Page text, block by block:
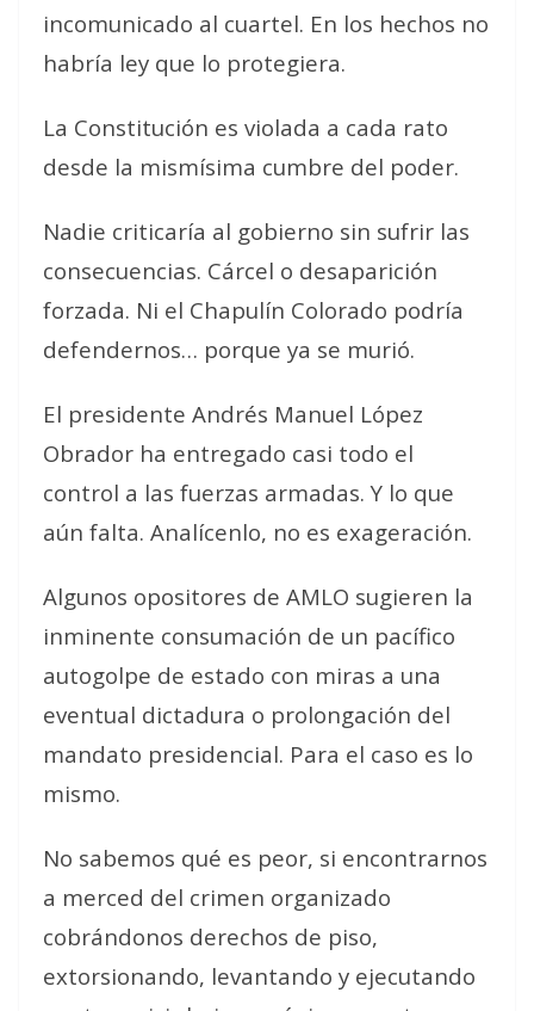
incomunicado al cuartel. En los hechos no
habría ley que lo protegiera.
La Constitución es violada a cada rato
desde la mismísima cumbre del poder.
Nadie criticaría al gobierno sin sufrir las
consecuencias. Cárcel o desaparición
forzada. Ni el Chapulín Colorado podría
defendernos… porque ya se murió.
El presidente Andrés Manuel López
Obrador ha entregado casi todo el
control a las fuerzas armadas. Y lo que
aún falta. Analícenlo, no es exageración.
Algunos opositores de AMLO sugieren la
inminente consumación de un pacífico
autogolpe de estado con miras a una
eventual dictadura o prolongación del
mandato presidencial. Para el caso es lo
mismo.
No sabemos qué es peor, si encontrarnos
a merced del crimen organizado
cobrándonos derechos de piso,
extorsionando, levantando y ejecutando